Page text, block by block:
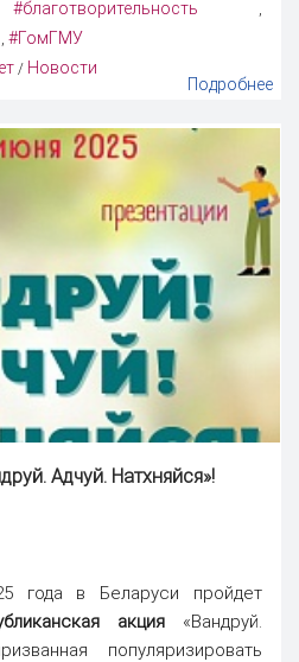
#благотворительность ,
, #ГомГМУ
/ Новости
Подробнее
Адчуй. Натхняйся»!
в Беларуси пройдет
акция«Вандруй.
популяризировать